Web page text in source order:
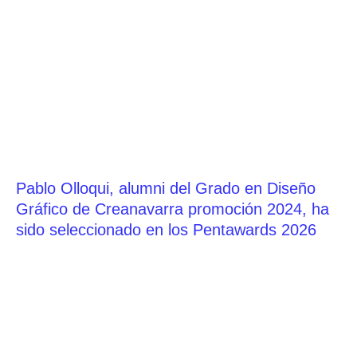
Pablo Olloqui, alumni del Grado en Diseño
Gráfico de Creanavarra promoción 2024, ha
sido seleccionado en los Pentawards 2026